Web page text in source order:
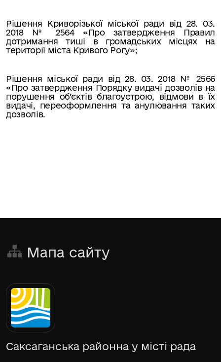
Рішення Криворізької міської ради від 28. 03.
2018 № 2564 «Про затвердження Правил
дотримання тиші в громадських місцях на
території міста Кривого Рогу»;
Рішення міської ради від 28. 03. 2018 № 2566
«Про затвердження Порядку видачі дозволів на
порушення об’єктів благоустрою, відмови в їх
видачі, переоформлення та анулювання таких
дозволів.
Мапа сайту
Саксаганська районна у місті рада